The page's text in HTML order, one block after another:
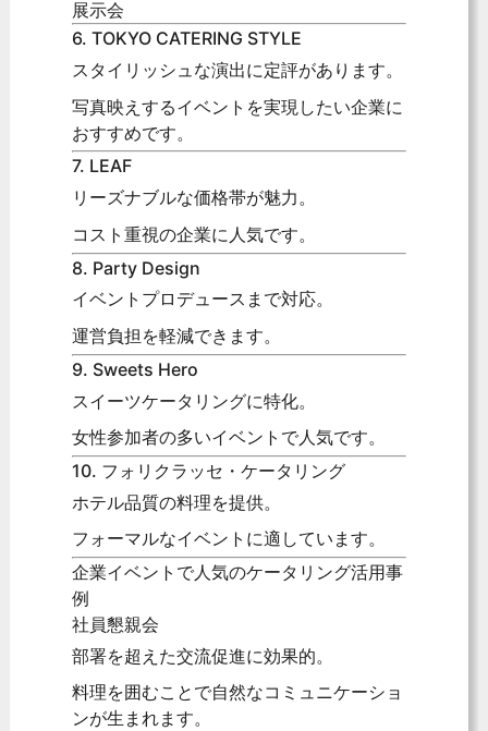
展示会
6. TOKYO CATERING STYLE
スタイリッシュな演出に定評があります。
写真映えするイベントを実現したい企業に
おすすめです。
7. LEAF
リーズナブルな価格帯が魅力。
コスト重視の企業に人気です。
8. Party Design
イベントプロデュースまで対応。
運営負担を軽減できます。
9. Sweets Hero
スイーツケータリングに特化。
女性参加者の多いイベントで人気です。
10. フォリクラッセ・ケータリング
ホテル品質の料理を提供。
フォーマルなイベントに適しています。
企業イベントで人気のケータリング活用事
例
社員懇親会
部署を超えた交流促進に効果的。
料理を囲むことで自然なコミュニケーショ
ンが生まれます。